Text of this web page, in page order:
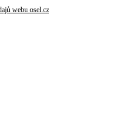
webu osel.cz